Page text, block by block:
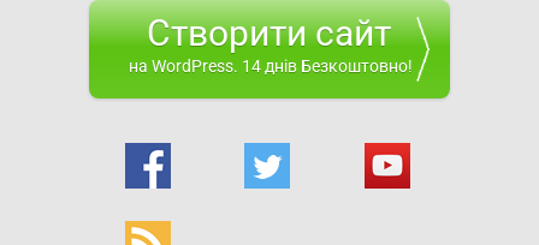
Створити сайт
на WordPress. 14 днів Безкоштовно!